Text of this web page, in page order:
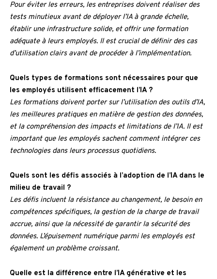
Pour éviter les erreurs, les entreprises doivent réaliser des
tests minutieux avant de déployer l’IA à grande échelle,
établir une infrastructure solide, et offrir une formation
adéquate à leurs employés. Il est crucial de définir des cas
d’utilisation clairs avant de procéder à l’implémentation.
Quels types de formations sont nécessaires pour que
les employés utilisent efficacement l’IA ?
Les formations doivent porter sur l’utilisation des outils d’IA,
les meilleures pratiques en matière de gestion des données,
et la compréhension des impacts et limitations de l’IA. Il est
important que les employés sachent comment intégrer ces
technologies dans leurs processus quotidiens.
Quels sont les défis associés à l’adoption de l’IA dans le
milieu de travail ?
Les défis incluent la résistance au changement, le besoin en
compétences spécifiques, la gestion de la charge de travail
accrue, ainsi que la nécessité de garantir la sécurité des
données. L’épuisement numérique parmi les employés est
également un problème croissant.
Quelle est la différence entre l’IA générative et les